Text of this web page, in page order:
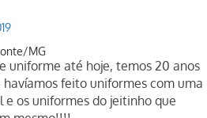
MG
uniforme até hoje, temos 20 anos
feito uniformes com uma
os uniformes do jeitinho que